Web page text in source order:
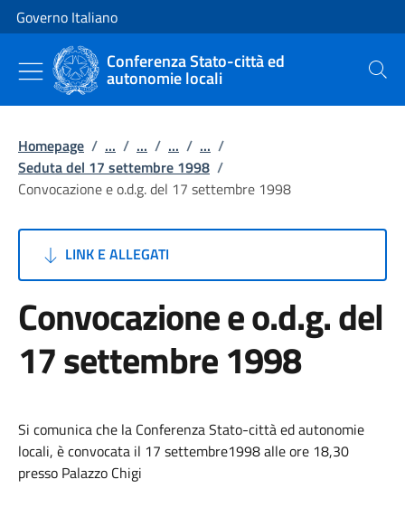
Vai al contenuto
Vai alla navigazione del sito
Governo Italiano
Conferenza Stato-città ed
autonomie locali Cerca
Homepage / ... / ... / ... / ... /
Seduta del 17 settembre 1998 /
Convocazione e o.d.g. del 17 settembre 1998
LINK E ALLEGATI
Convocazione e o.d.g. del
17 settembre 1998
Si comunica che la Conferenza Stato-città ed autonomie
locali, è convocata il 17 settembre1998 alle ore 18,30
presso Palazzo Chigi